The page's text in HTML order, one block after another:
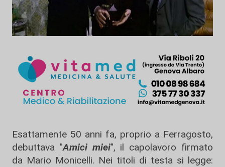
Esattamente 50 anni fa, proprio a Ferragosto,
debuttava "Amici miei", il capolavoro firmato
da Mario Monicelli. Nei titoli di testa si legge: